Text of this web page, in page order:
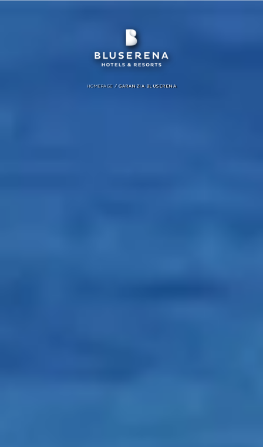
HOMEPAGE /GARANZIA BLUSERENA